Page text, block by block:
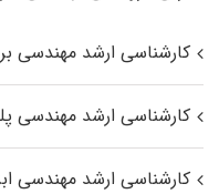
کارشناسی ارشد مهندسی
کارشناسی ارشد مهندسی
کارشناسی ارشد مهندسی